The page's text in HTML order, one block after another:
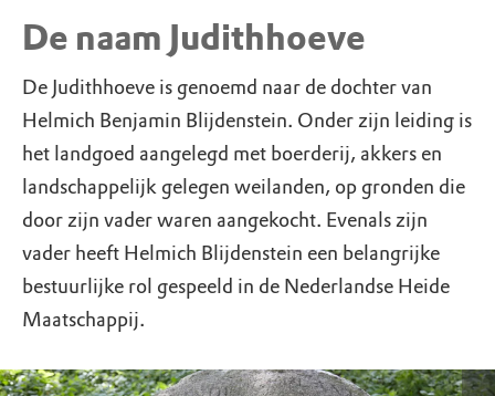
De naam Judithhoeve
De Judithhoeve is genoemd naar de dochter van
Helmich Benjamin Blijdenstein. Onder zijn leiding is
het landgoed aangelegd met boerderij, akkers en
landschappelijk gelegen weilanden, op gronden die
door zijn vader waren aangekocht. Evenals zijn
vader heeft Helmich Blijdenstein een belangrijke
bestuurlijke rol gespeeld in de Nederlandse Heide
Maatschappij.